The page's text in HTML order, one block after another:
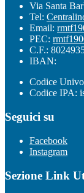
Via Santa
Tel:
Email:
PEC:
C.F.:
IBAN:
Codice
Codice IPA:
Seguici su
Facebook
Instagram
Sezione Link